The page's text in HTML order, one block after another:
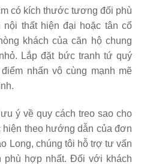
có kích thước tương đối phù
thất hiện đại hoặc tân cổ
khách của căn hộ chung
Lắp đặt bức tranh tứ quý
nhấn vô cùng mạnh mẽ
ý về quy cách treo sao cho
hiện theo hướng dẫn của đơn
Long, chúng tôi hỗ trợ tư vấn
phù hợp nhất. Đối với khách